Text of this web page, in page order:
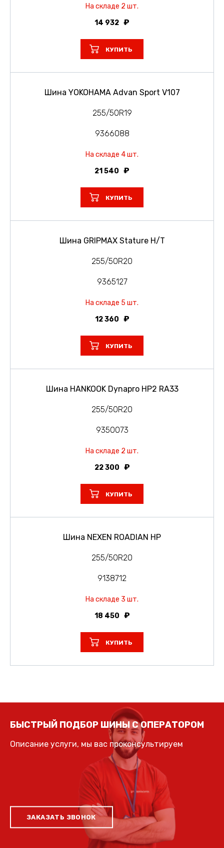
На складе 2 шт.
14 932
КУПИТЬ
Шина YOKOHAMA Advan Sport V107
255/50R19
9366088
На складе 4 шт.
21 540
КУПИТЬ
Шина GRIPMAX Stature H/T
255/50R20
9365127
На складе 5 шт.
12 360
КУПИТЬ
Шина HANKOOK Dynapro HP2 RA33
255/50R20
9350073
На складе 2 шт.
22 300
КУПИТЬ
Шина NEXEN ROADIAN HP
255/50R20
9138712
На складе 3 шт.
18 450
КУПИТЬ
БЫСТРЫЙ ПОДБОР ШИНЫ С ОПЕРАТОРОМ
Описание услуги, мы вас проконсультируем
ЗАКАЗАТЬ ЗВОНОК